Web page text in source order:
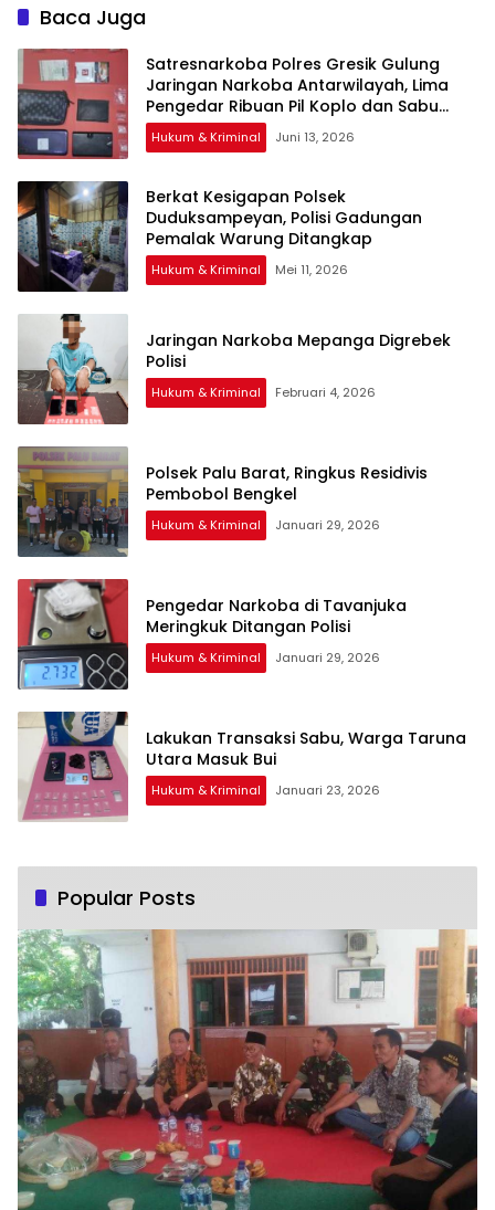
Baca Juga
Satresnarkoba Polres Gresik Gulung
Jaringan Narkoba Antarwilayah, Lima
Pengedar Ribuan Pil Koplo dan Sabu
Disikat
Hukum & Kriminal Juni 13, 2026
Berkat Kesigapan Polsek
Duduksampeyan, Polisi Gadungan
Pemalak Warung Ditangkap
Hukum & Kriminal Mei 11, 2026
Jaringan Narkoba Mepanga Digrebek
Polisi
Hukum & Kriminal Februari 4, 2026
Polsek Palu Barat, Ringkus Residivis
Pembobol Bengkel
Hukum & Kriminal Januari 29, 2026
Pengedar Narkoba di Tavanjuka
Meringkuk Ditangan Polisi
Hukum & Kriminal Januari 29, 2026
Lakukan Transaksi Sabu, Warga Taruna
Utara Masuk Bui
Hukum & Kriminal Januari 23, 2026
Popular Posts